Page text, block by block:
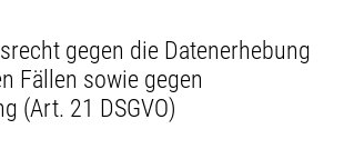
gegen die Datenerhebung
Fällen sowie gegen
(Art. 21 DSGVO)